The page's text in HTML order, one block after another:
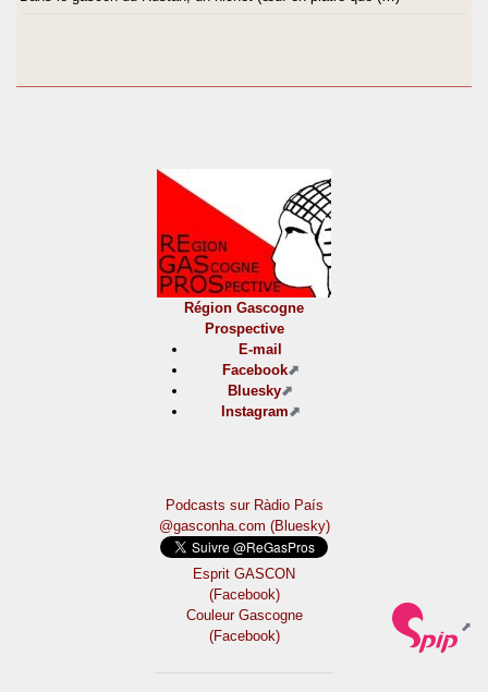
Région Gascogne
Prospective
E-mail
Facebook
Bluesky
Instagram
Podcasts sur Ràdio País
@gasconha.com (Bluesky)
Esprit GASCON
(Facebook)
Couleur Gascogne
(Facebook)